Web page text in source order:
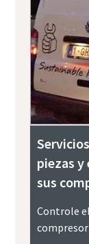
piezas
sus
Controle